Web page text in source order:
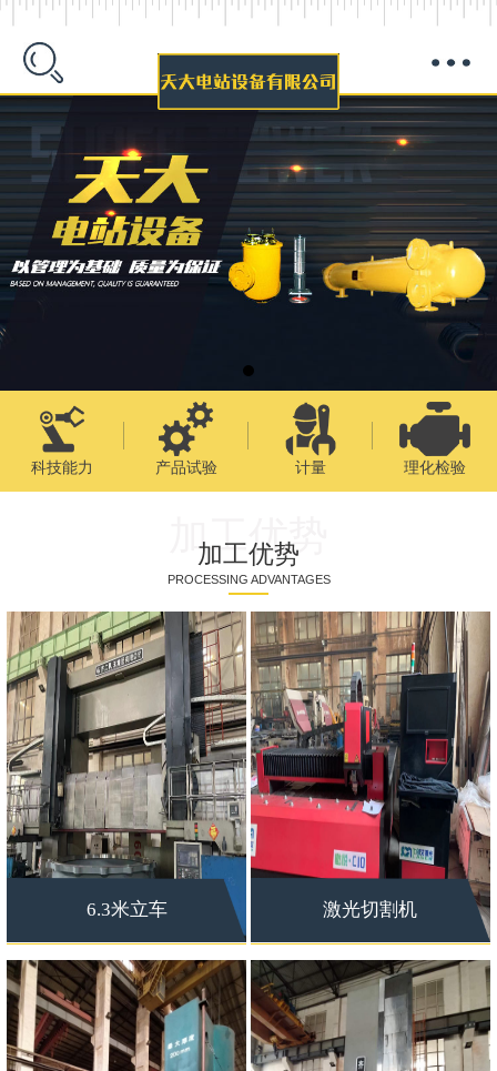
科技能力 产品试验 计量 理化检验
加工优势
加工优势
PROCESSING ADVANTAGES
6.3米立车 激光切割机